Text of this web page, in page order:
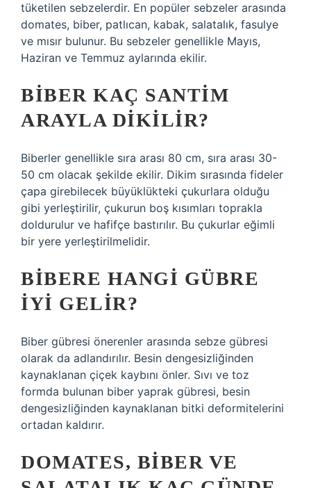
tüketilen sebzelerdir. En popüler sebzeler arasında
domates, biber, patlıcan, kabak, salatalık, fasulye
ve mısır bulunur. Bu sebzeler genellikle Mayıs,
Haziran ve Temmuz aylarında ekilir.
BIBER KAÇ SANTIM
ARAYLA DIKILIR?
Biberler genellikle sıra arası 80 cm, sıra arası 30-
50 cm olacak şekilde ekilir. Dikim sırasında fideler
çapa girebilecek büyüklükteki çukurlara olduğu
gibi yerleştirilir, çukurun boş kısımları toprakla
doldurulur ve hafifçe bastırılır. Bu çukurlar eğimli
bir yere yerleştirilmelidir.
BIBERE HANGI GÜBRE
IYI GELIR?
Biber gübresi önerenler arasında sebze gübresi
olarak da adlandırılır. Besin dengesizliğinden
kaynaklanan çiçek kaybını önler. Sıvı ve toz
formda bulunan biber yaprak gübresi, besin
dengesizliğinden kaynaklanan bitki deformitelerini
ortadan kaldırır.
DOMATES, BIBER VE